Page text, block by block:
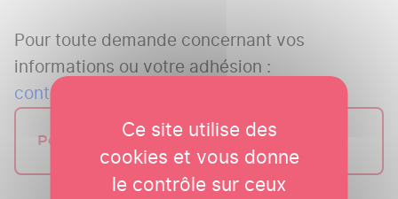
Ce site utilise des
cookies et vous donne
le contrôle sur ceux
Pour toute demande concernant vos
informations ou votre adhésion :
contact@odeys.fr
Pourquoi adhérer ?